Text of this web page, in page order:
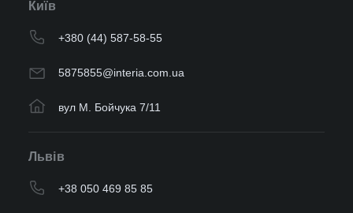
Київ
+380 (44) 587-58-55
5875855@interia.com.ua
вул М. Бойчука 7/11
Львів
+38 050 469 85 85